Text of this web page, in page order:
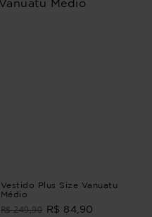
Vestido Plus Size Vanuatu
Médio
R$ 249,90 R$ 84,90